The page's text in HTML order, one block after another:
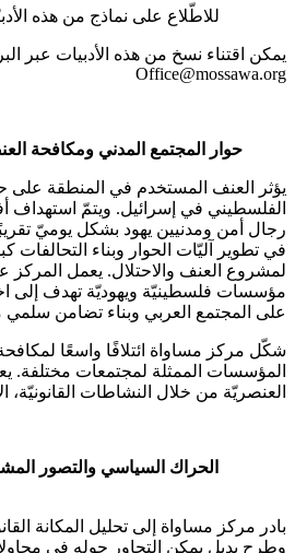
للاطّلاع على نماذج من هذه
يمكن اقتناء نسخ من هذه الأدبيات عبر
Office@mossawa.org
حوار المجتمع المدني ومكافحة
يؤثر العنف المستخدم في المنطقة على
الفلسطيني في إسرائيل. ويتمّ استهداف
رجال أمن ومدنيين يهود بشكل يوميّ
في تطوير آليّات الحوار وبناء
لمشروع العنف والاحتلال. يعمل المركز
مؤسسات فلسطينيّة ويهوديّة تهدف إلى
على المجتمع العربي وبناء تضامن
شكّل مركز مساواة ائتلافًا واسعًا
المؤسسات الممثلة لمجتمعات مختلفة.
العنصريّة من خلال النشاطات القانونيّة،
بادر مركز مساواة إلى تحليل المكانة
وطرح بديل يمكن التحاور حوله في